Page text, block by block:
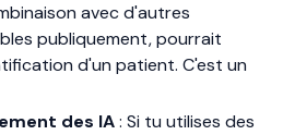
avec d'autres
publiquement, pourrait
d'un patient. C'est un
des IA: Si tu utilises des